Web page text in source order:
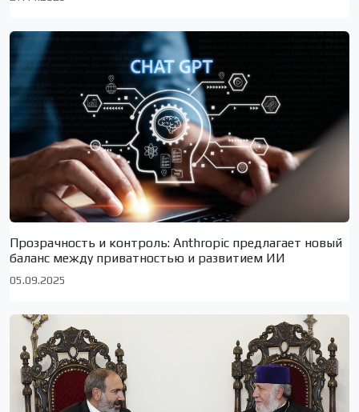
Прозрачность и контроль: Anthropic предлагает новый
баланс между приватностью и развитием ИИ
05.09.2025